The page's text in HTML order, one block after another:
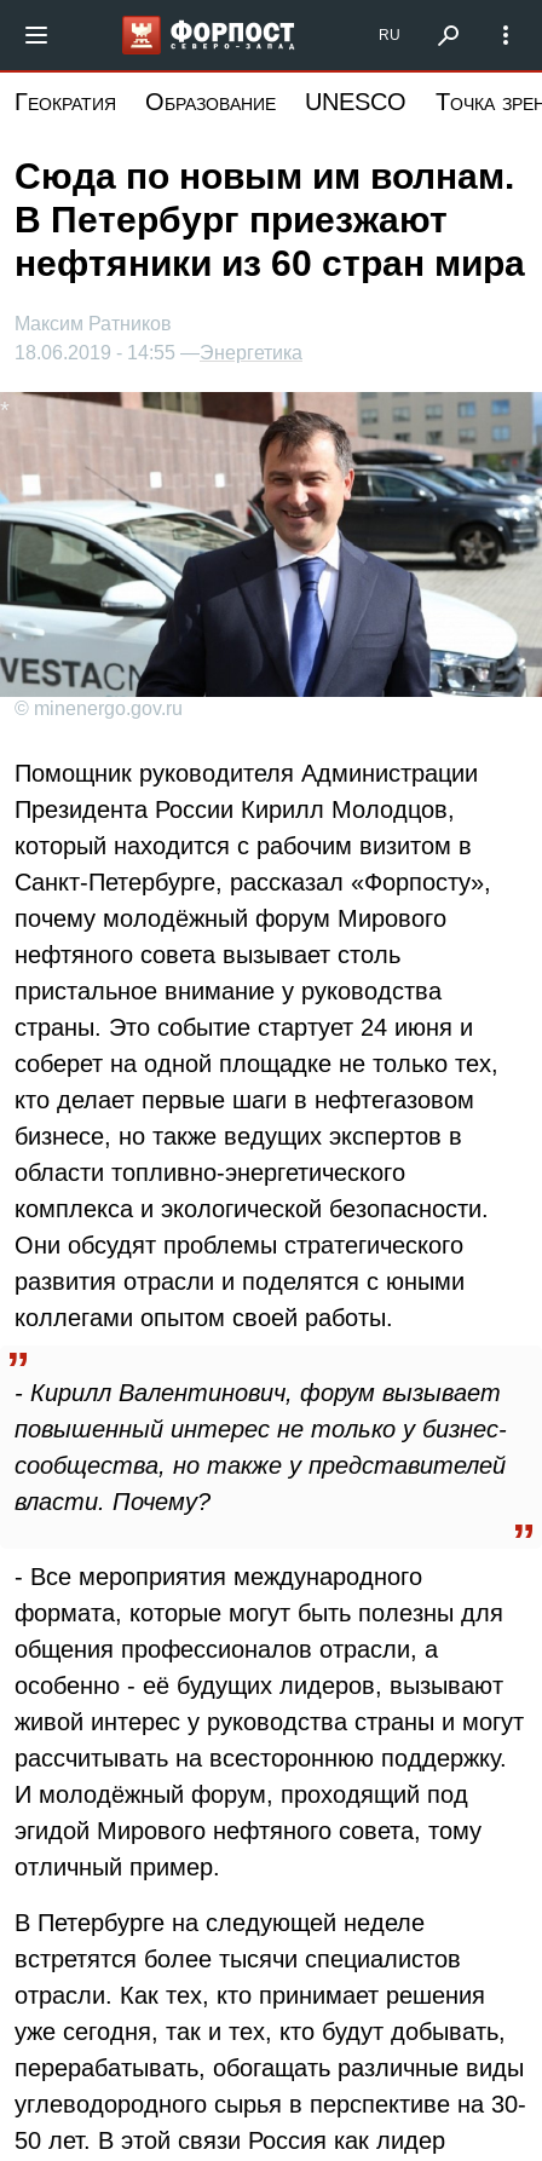
основному
Форпост Северо-Запад
RU
Геократия Образование UNESCO Точка
Сюда по новым им волнам.
В Петербург приезжают
нефтяники из 60 стран мира
Максим Ратников
18.06.2019 - 14:55 —Энергетика
© minenergo.gov.ru
Помощник руководителя Администрации
Президента России Кирилл Молодцов,
который находится с рабочим визитом в
Санкт-Петербурге, рассказал «Форпосту»,
почему молодёжный форум Мирового
нефтяного совета вызывает столь
пристальное внимание у руководства
страны. Это событие стартует 24 июня и
соберет на одной площадке не только тех,
кто делает первые шаги в нефтегазовом
бизнесе, но также ведущих экспертов в
области топливно-энергетического
комплекса и экологической безопасности.
Они обсудят проблемы стратегического
развития отрасли и поделятся с юными
коллегами опытом своей работы.
- Кирилл Валентинович, форум вызывает
повышенный интерес не только у бизнес-
сообщества, но также у представителей
власти. Почему?
- Все мероприятия международного
формата, которые могут быть полезны для
общения профессионалов отрасли, а
особенно - её будущих лидеров, вызывают
живой интерес у руководства страны и могут
рассчитывать на всестороннюю поддержку.
И молодёжный форум, проходящий под
эгидой Мирового нефтяного совета, тому
отличный пример.
В Петербурге на следующей неделе
встретятся более тысячи специалистов
отрасли. Как тех, кто принимает решения
уже сегодня, так и тех, кто будут добывать,
перерабатывать, обогащать различные виды
углеводородного сырья в перспективе на 30-
50 лет. В этой связи Россия как лидер